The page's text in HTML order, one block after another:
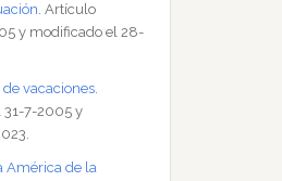
. Artículo
y modificado el 28-
vacaciones.
7-2005 y
América de la